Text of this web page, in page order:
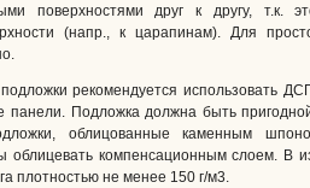
поверхностями друг к другу, т.к.
(напр., к царапинам). Для
рекомендуется использовать
панели. Подложка должна быть
облицованные каменным
облицевать компенсационным слоем. В
плотностью не менее 150 г/м3.